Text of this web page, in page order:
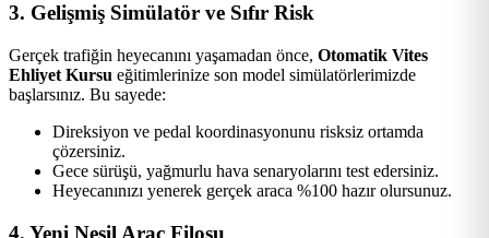
3. Gelişmiş Simülatör ve Sıfır Risk
Gerçek trafiğin heyecanını yaşamadan önce, Otomatik Vites
Ehliyet Kursu eğitimlerinize son model simülatörlerimizde
başlarsınız. Bu sayede:
Direksiyon ve pedal koordinasyonunu risksiz ortamda
çözersiniz.
Gece sürüşü, yağmurlu hava senaryolarını test edersiniz.
Heyecanınızı yenerek gerçek araca %100 hazır olursunuz.
4. Yeni Nesil Araç Filosu